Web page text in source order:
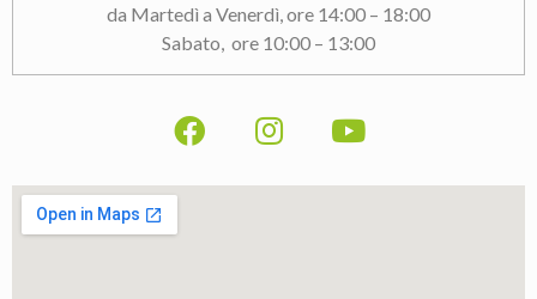
da Martedì a Venerdì, ore 14:00 – 18:00
Sabato, ore 10:00 – 13:00